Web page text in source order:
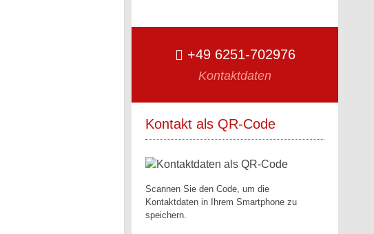
+49 6251-702976
Kontaktdaten
Kontakt als QR-Code
Scannen Sie den Code, um die
Kontaktdaten in Ihrem Smartphone zu
speichern.